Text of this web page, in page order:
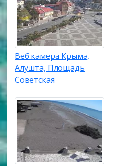
Веб камера Крыма,
Алушта, Площадь
Советская